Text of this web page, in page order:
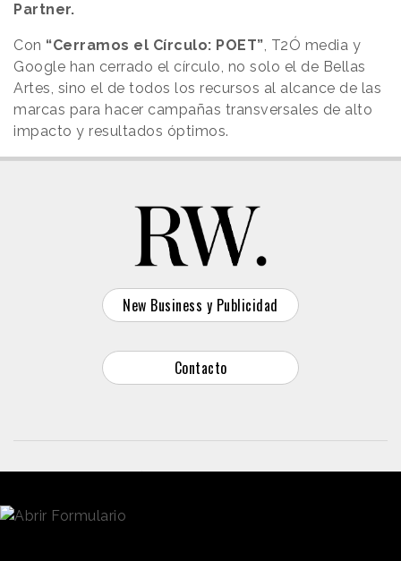
Partner.
Con “Cerramos el Círculo: POET”, T2Ó media y
Google han cerrado el círculo, no solo el de Bellas
Artes, sino el de todos los recursos al alcance de las
marcas para hacer campañas transversales de alto
impacto y resultados óptimos.
New Business y Publicidad
Contacto
Dirección: Calle Antonio Pirala 29. Madrid, 28017